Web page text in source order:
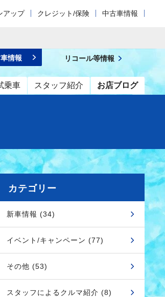
アップ クレジット/保険 中古車情報
乗車 スタッフ紹介 お店ブログ
情報 リコール等情報
カテゴリー
新車情報 (34)
イベント/キャンペーン (77)
その他 (53)
スタッフによるクルマ紹介 (8)